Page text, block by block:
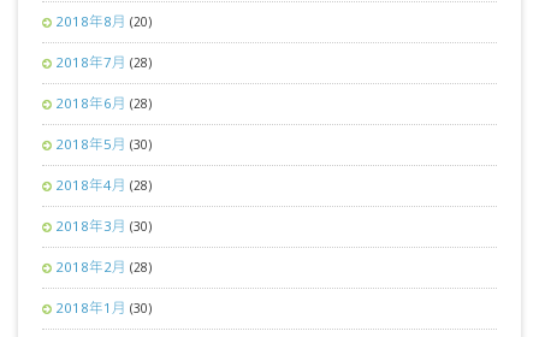
2018年8月 (20)
2018年7月 (28)
2018年6月 (28)
2018年5月 (30)
2018年4月 (28)
2018年3月 (30)
2018年2月 (28)
2018年1月 (30)